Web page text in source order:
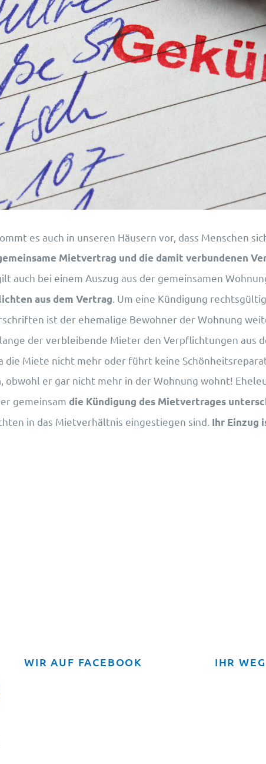
es auch in unseren Häusern vor, dass Menschen
Mietvertrag und die damit verbundenen
auch bei einem Auszug aus der gemeinsamen
aus dem Vertrag . Um eine Kündigung
ist der ehemalige Bewohner der Wohnung
der verbleibende Mieter den Verpflichtungen aus
Miete nicht mehr oder führt keine
, obwohl er gar nicht mehr in der Wohnung wohnt!
gemeinsam die Kündigung des Mietvertrages
in das Mietverhältnis eingestiegen sind. Ihr Einzug
WIR AUF FACEBOOK IHR